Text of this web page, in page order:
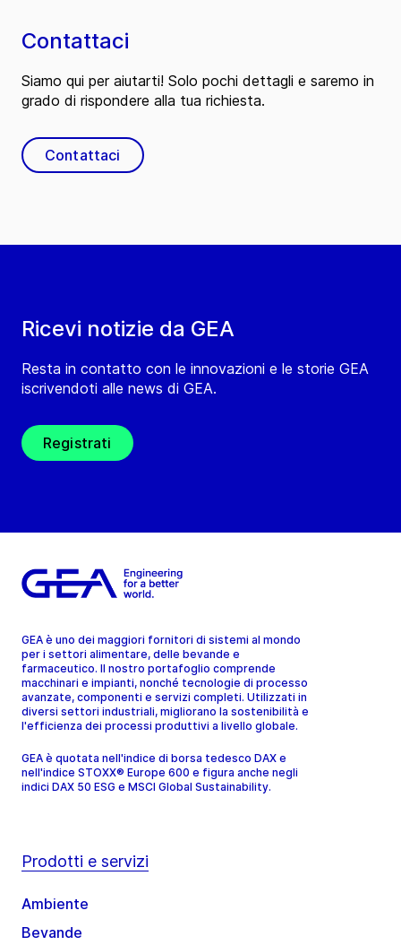
Ricevi notizie da GEA
Resta in contatto con le innovazioni e le storie GEA
iscrivendoti alle news di GEA.
Registrati
Contattaci
Siamo qui per aiutarti! Solo pochi dettagli e saremo in
grado di rispondere alla tua richiesta.
Contattaci
GEA è uno dei maggiori fornitori di sistemi al mondo
per i settori alimentare, delle bevande e
farmaceutico. Il nostro portafoglio comprende
macchinari e impianti, nonché tecnologie di processo
avanzate, componenti e servizi completi. Utilizzati in
diversi settori industriali, migliorano la sostenibilità e
l'efficienza dei processi produttivi a livello globale.
GEA è quotata nell'indice di borsa tedesco DAX e
nell'indice STOXX® Europe 600 e figura anche negli
indici DAX 50 ESG e MSCI Global Sustainability.
Prodotti e servizi
Ambiente
Bevande